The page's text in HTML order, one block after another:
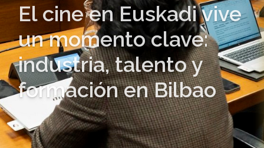
El cine en Euskadi vive
un momento clave:
industria, talento y
formación en Bilbao